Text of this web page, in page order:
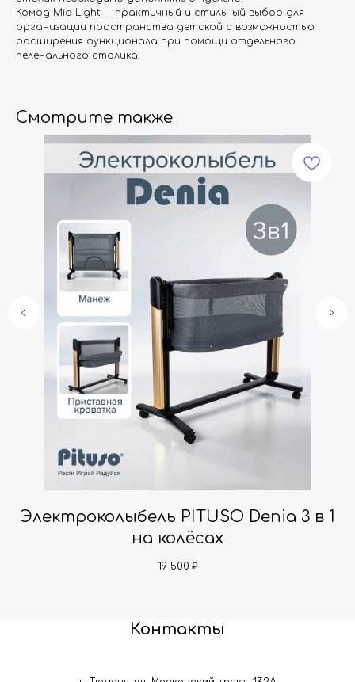
Комод Mia Light — практичный и стильный выбор для
организации пространства детской с возможностью
расширения функционала при помощи отдельного
пеленального столика.
Смотрите также
Электроколыбель PITUSO Denia 3 в 1
на колёсах
19 500 ₽
Контакты